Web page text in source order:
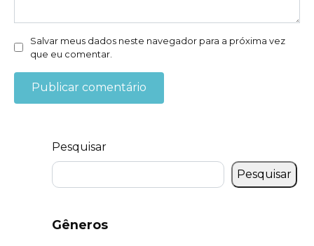
Salvar meus dados neste navegador para a próxima vez
que eu comentar.
Pesquisar
Pesquisar
Gêneros